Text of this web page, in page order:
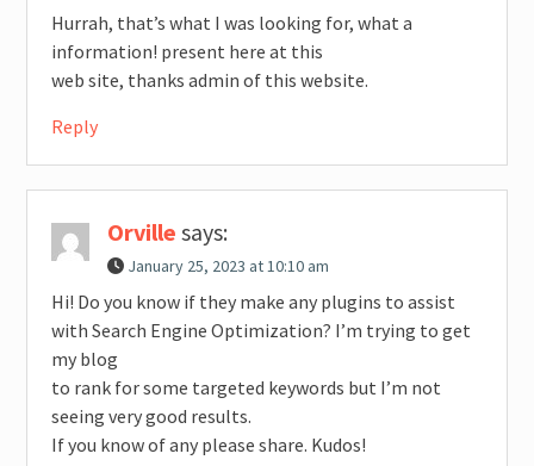
Hurrah, that’s what I was looking for, what a
information! present here at this
web site, thanks admin of this website.
Reply
Orville says:
January 25, 2023 at 10:10 am
Hi! Do you know if they make any plugins to assist
with Search Engine Optimization? I’m trying to get
my blog
to rank for some targeted keywords but I’m not
seeing very good results.
If you know of any please share. Kudos!